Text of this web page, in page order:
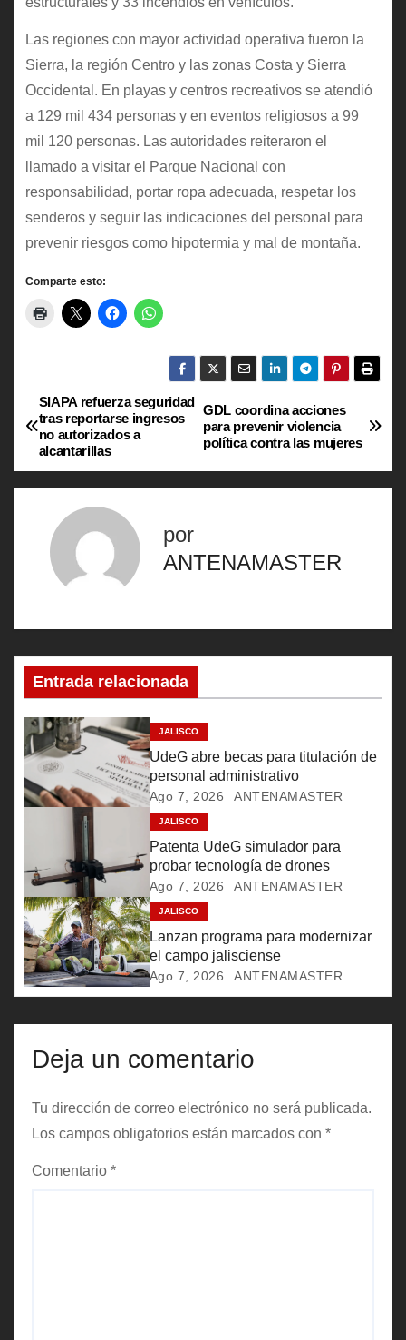
Las regiones con mayor actividad operativa fueron la
Sierra, la región Centro y las zonas Costa y Sierra
Occidental. En playas y centros recreativos se atendió
a 129 mil 434 personas y en eventos religiosos a 99
mil 120 personas. Las autoridades reiteraron el
llamado a visitar el Parque Nacional con
responsabilidad, portar ropa adecuada, respetar los
senderos y seguir las indicaciones del personal para
prevenir riesgos como hipotermia y mal de montaña.
Comparte esto:
N
a
v
ó
n
d
e
n
t
r
a
d
a
s
GDL coordina acciones
para prevenir violencia
política contra las mujeres
SIAPA refuerza seguridad
tras reportarse ingresos
no autorizados a
alcantarillas
por
ANTENAMASTER
Entrada relacionada
JALISCO
UdeG abre becas para titulación de
personal administrativo
Ago 7, 2026 ANTENAMASTER
JALISCO
Patenta UdeG simulador para
probar tecnología de drones
Ago 7, 2026 ANTENAMASTER
JALISCO
Lanzan programa para modernizar
el campo jalisciense
Ago 7, 2026 ANTENAMASTER
Deja un comentario
Tu dirección de correo electrónico no será publicada.
Los campos obligatorios están marcados con *
Comentario *